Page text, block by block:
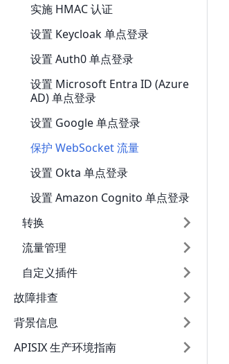
实施 HMAC 认证
设置 Keycloak 单点登录
设置 Auth0 单点登录
设置 Microsoft Entra ID (Azure
AD) 单点登录
设置 Google 单点登录
保护 WebSocket 流量
设置 Okta 单点登录
设置 Amazon Cognito 单点登录
转换
流量管理
自定义插件
故障排查
背景信息
APISIX 生产环境指南